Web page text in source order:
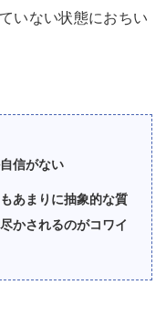
いない状態におちい
信がない
あまりに抽象的な質
かされるのがコワイ